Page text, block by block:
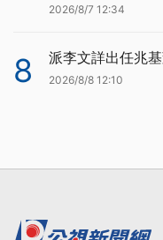
2026/8/7 12:34
8 派李文詳出任兆
2026/8/8 12:10